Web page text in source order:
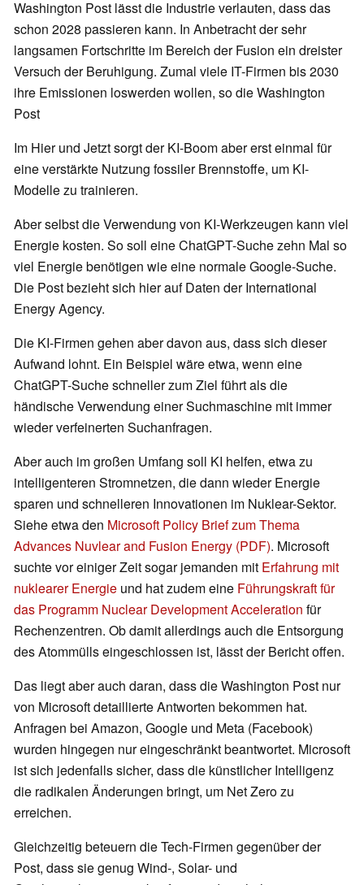
Washington Post lässt die Industrie verlauten, dass das
schon 2028 passieren kann. In Anbetracht der sehr
langsamen Fortschritte im Bereich der Fusion ein dreister
Versuch der Beruhigung. Zumal viele IT-Firmen bis 2030
ihre Emissionen loswerden wollen, so die Washington
Post
Im Hier und Jetzt sorgt der KI-Boom aber erst einmal für
eine verstärkte Nutzung fossiler Brennstoffe, um KI-
Modelle zu trainieren.
Aber selbst die Verwendung von KI-Werkzeugen kann viel
Energie kosten. So soll eine ChatGPT-Suche zehn Mal so
viel Energie benötigen wie eine normale Google-Suche.
Die Post bezieht sich hier auf Daten der International
Energy Agency.
Die KI-Firmen gehen aber davon aus, dass sich dieser
Aufwand lohnt. Ein Beispiel wäre etwa, wenn eine
ChatGPT-Suche schneller zum Ziel führt als die
händische Verwendung einer Suchmaschine mit immer
wieder verfeinerten Suchanfragen.
Aber auch im großen Umfang soll KI helfen, etwa zu
intelligenteren Stromnetzen, die dann wieder Energie
sparen und schnelleren Innovationen im Nuklear-Sektor.
Siehe etwa den Microsoft Policy Brief zum Thema
Advances Nuvlear and Fusion Energy (PDF). Microsoft
suchte vor einiger Zeit sogar jemanden mit Erfahrung mit
nuklearer Energie und hat zudem eine Führungskraft für
das Programm Nuclear Development Acceleration für
Rechenzentren. Ob damit allerdings auch die Entsorgung
des Atommülls eingeschlossen ist, lässt der Bericht offen.
Das liegt aber auch daran, dass die Washington Post nur
von Microsoft detaillierte Antworten bekommen hat.
Anfragen bei Amazon, Google und Meta (Facebook)
wurden hingegen nur eingeschränkt beantwortet. Microsoft
ist sich jedenfalls sicher, dass die künstlicher Intelligenz
die radikalen Änderungen bringt, um Net Zero zu
erreichen.
Gleichzeitig beteuern die Tech-Firmen gegenüber der
Post, dass sie genug Wind-, Solar- und